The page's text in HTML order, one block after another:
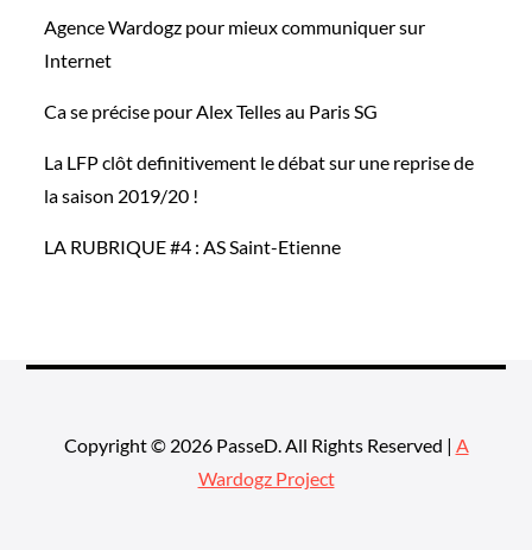
Agence Wardogz pour mieux communiquer sur
Internet
Ca se précise pour Alex Telles au Paris SG
La LFP clôt definitivement le débat sur une reprise de
la saison 2019/20 !
LA RUBRIQUE #4 : AS Saint-Etienne
Copyright © 2026 PasseD. All Rights Reserved | A
Wardogz Project